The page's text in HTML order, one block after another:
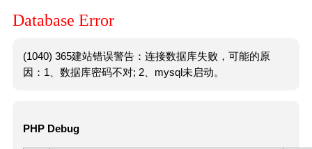
Database Error
(1040) 365建站错误警告：连接数据库失败，可能的原
因：1、数据库密码不对; 2、mysql未启动。
PHP Debug